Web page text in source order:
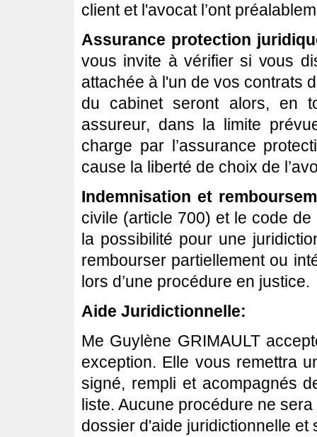
client et l'avocat l’ont
Assurance protection
vous invite à vérifier si vous
attachée à l'un de vos contrats
du cabinet seront alors, en
assureur, dans la limite
charge par l’assurance
cause la liberté de choix de
Indemnisation et
civile (article 700) et le code
la possibilité pour une
rembourser partiellement ou
lors d’une procédure en justice.
Aide Juridictionnelle:
Me Guylène GRIMAULT
exception. Elle vous remettra
signé, rempli et acompagnés
liste. Aucune procédure ne
dossier d'aide juridictionnelle